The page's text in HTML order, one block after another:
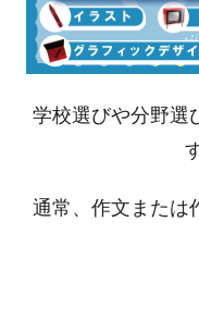
学校選びや分野選
通常、作文または